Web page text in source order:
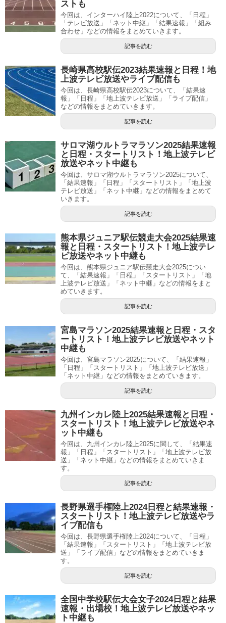
ストも
今回は、インターハイ陸上2022について、「日程」
「テレビ放送」「ネット中継」「結果速報」「組み
合わせ」などの情報をまとめていきます。
記事を読む
長崎県高校駅伝2023結果速報と日程！地
上波テレビ放送やライブ配信も
今回は、長崎県高校駅伝2023について、「結果速
報」「日程」「地上波テレビ放送」「ライブ配信」
などの情報をまとめていきます。
記事を読む
サロマ湖ウルトラマラソン2025結果速報
と日程・スタートリスト！地上波テレビ
放送やネット中継も
今回は、サロマ湖ウルトラマラソン2025について、
「結果速報」「日程」「スタートリスト」「地上波
テレビ放送」「ネット中継」などの情報をまとめて
いきます。
記事を読む
熊本県ジュニア駅伝競走大会2025結果速
報と日程・スタートリスト！地上波テレ
ビ放送やネット中継も
今回は、熊本県ジュニア駅伝競走大会2025につい
て、「結果速報」「日程」「スタートリスト」「地
上波テレビ放送」「ネット中継」などの情報をまと
めていきます。
記事を読む
宮島マラソン2025結果速報と日程・スタ
ートリスト！地上波テレビ放送やネット
中継も
今回は、宮島マラソン2025について、「結果速報」
「日程」「スタートリスト」「地上波テレビ放送」
「ネット中継」などの情報をまとめていきます。
記事を読む
九州インカレ陸上2025結果速報と日程・
スタートリスト！地上波テレビ放送やネ
ット中継も
今回は、九州インカレ陸上2025に関して、「結果速
報」「日程」「スタートリスト」「地上波テレビ放
送」「ネット中継」などの情報をまとめていきま
す。
記事を読む
長野県選手権陸上2024日程と結果速報・
スタートリスト！地上波テレビ放送やラ
イブ配信も
今回は、長野県選手権陸上2024について、「日程」
「結果速報」「スタートリスト」「地上波テレビ放
送」「ライブ配信」などの情報をまとめていきま
す。
記事を読む
全国中学校駅伝大会女子2024日程と結果
速報・出場校！地上波テレビ放送やネッ
ト中継も